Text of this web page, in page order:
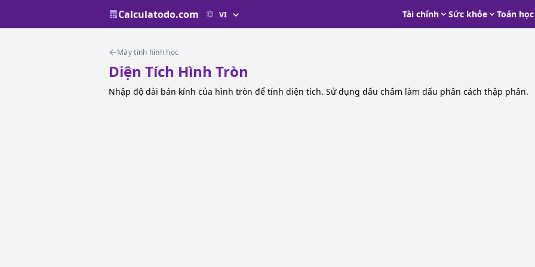
Calculatodo.com Tài chính Sức khỏe Toán học
Máy tính hình học
Diện Tích Hình Tròn
Nhập độ dài bán kính của hình tròn để tính diện tích. Sử dụng dấu chấm làm dấu phân cách thập phân.